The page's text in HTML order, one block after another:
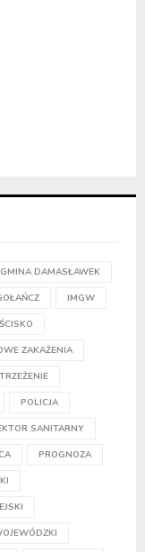
GMINA DAMASŁAWEK
IMGW
ZAKAŻENIA
POLICJA
SANITARNY
PROGNOZA